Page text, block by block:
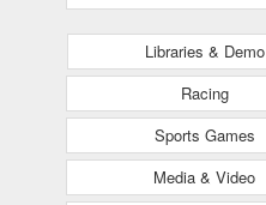
Libraries & Demo
Racing
Sports Games
Media & Video